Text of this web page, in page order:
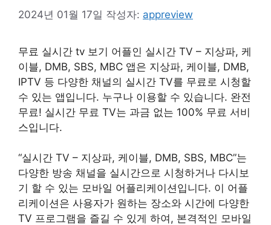
2024년 01월 17일 작성자: appreview
무료 실시간 tv 보기 어플인 실시간 TV – 지상파, 케
이블, DMB, SBS, MBC 앱은 지상파, 케이블, DMB,
IPTV 등 다양한 채널의 실시간 TV를 무료로 시청할
수 있는 앱입니다. 누구나 이용할 수 있습니다. 완전
무료! 실시간 무료 TV는 과금 없는 100% 무료 서비
스입니다.
“실시간 TV – 지상파, 케이블, DMB, SBS, MBC”는
다양한 방송 채널을 실시간으로 시청하거나 다시보
기 할 수 있는 모바일 어플리케이션입니다. 이 어플
리케이션은 사용자가 원하는 장소와 시간에 다양한
TV 프로그램을 즐길 수 있게 하여, 본격적인 모바일